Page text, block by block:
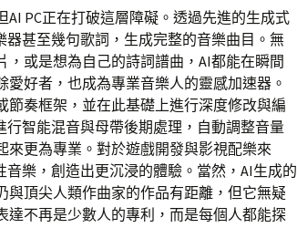
PC正在打破這層障礙。透過先進的生成式
甚至幾句歌詞，生成完整的音樂曲目。無
或是想為自己的詩詞譜曲，AI都能在瞬間
好者，也成為專業音樂人的靈感加速器。
奏框架，並在此基礎上進行深度修改與編
智能混音與母帶後期處理，自動調整音量
更為專業。對於遊戲開發與影視配樂來
樂，創造出更沉浸的體驗。當然，AI生成的
頂尖人類作曲家的作品有距離，但它無疑
達不再是少數人的專利，而是每個人都能探